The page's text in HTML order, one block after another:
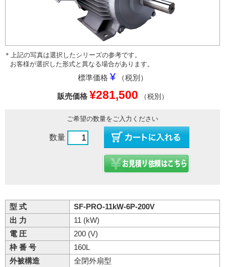
＊上記の写真は選択したシリーズの参考です。
お客様が選択した形式と異なる場合があります。
標準価格 ¥ （税別）
販売価格 ¥281,500 （税別）
ご希望の数量をご入力ください
数量
型 式
SF-PRO-11kW-6P-200V
出 力
11 (kW)
電 圧
200 (V)
枠 番 号
160L
外被構造
全閉外扇型